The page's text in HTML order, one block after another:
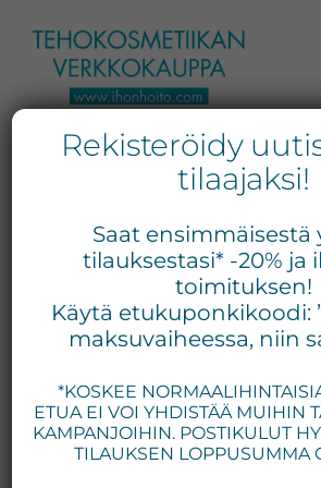
pääsisältöön
ensisijaiseen
sivupalkkiin
alatunnisteeseen
Ihonhoito.com
Kosmetiikan
verkkokauppa
Tilaa
tänään
Verkkokaupasta
tuotteet:
Exuviance,
Medik8,
Priori,
Bion,
Gernétic,
Rekisteröidy
tilaajaksi!
Saat ensimmäisestä
tilauksestasi* -20% ja
toimituksen!
Käytä etukuponkikoodi:
maksuvaiheessa, niin
*KOSKEE
ETUA EI VOI YHDISTÄÄ MUIHIN
KAMPANJOIHIN. POSTIKULUT
TILAUKSEN LOPPUSUMMA